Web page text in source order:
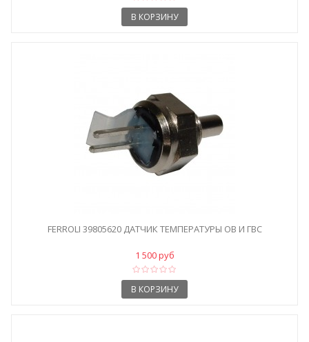
В КОРЗИНУ
FERROLI 39805620 ДАТЧИК ТЕМПЕРАТУРЫ ОВ И ГВС
1 500 руб
В КОРЗИНУ